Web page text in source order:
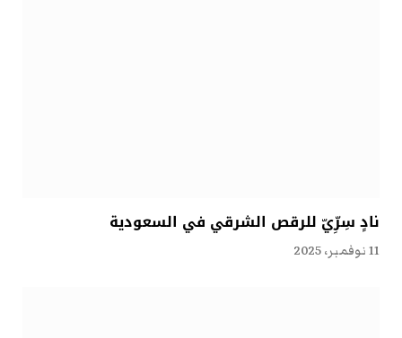
نادٍ سِرِّيّ للرقص الشرقي في السعودية
11 نوفمبر، 2025